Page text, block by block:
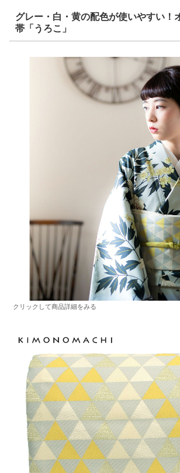
グレー・白・黄の配色が使いやすい！
帯「うろこ」
クリックして商品詳細をみる